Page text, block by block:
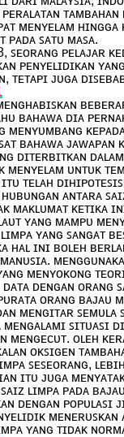
ᴍᴇɴʏᴇʟᴀᴍ
ᴘᴀᴅᴀ ꜱᴀᴛᴜ ᴍᴀꜱᴀ.
ꜱᴇᴏʀᴀɴɢ ᴘᴇʟᴀᴊᴀʀ
ᴘᴇɴʏᴇʟɪᴅɪᴋᴀɴ
ᴛᴇᴛᴀᴘɪ ᴊᴜɢᴀ
ʙᴀʜᴀᴡᴀ ᴅɪᴀ
ᴍᴇɴʏᴜᴍʙᴀɴɢ
ʙᴀʜᴀᴡᴀ ᴊᴀᴡᴀᴘᴀɴ
ᴅɪᴛᴇʀʙɪᴛᴋᴀɴ
ᴍᴇɴʏᴇʟᴀᴍ ᴜɴᴛᴜᴋ
ᴛᴇʟᴀʜ
ᴀɴᴛᴀʀᴀ
ᴍᴀᴋʟᴜᴍᴀᴛ ᴋᴇᴛɪᴋᴀ
ʏᴀɴɢ ᴍᴀᴍᴘᴜ
ʏᴀɴɢ ꜱᴀɴɢᴀᴛ
ʜᴀʟ ɪɴɪ ʙᴏʟᴇʜ
ᴍᴇɴʏᴏᴋᴏɴɢ
ᴅᴇɴɢᴀɴ ᴏʀᴀɴɢ
ᴏʀᴀɴɢ ʙᴀᴊᴀᴜ
ᴍᴇɴɢɪᴛᴀʀ ꜱᴇᴍᴜʟᴀ
ᴍᴇɴɢᴀʟᴀᴍɪ ꜱɪᴛᴜᴀꜱɪ
ᴍᴇɴɢᴇᴄᴜᴛ. ᴏʟᴇʜ
ᴏᴋꜱɪɢᴇɴ
ꜱᴇꜱᴇᴏʀᴀɴɢ,
ɪᴛᴜ ᴊᴜɢᴀ
ʟɪᴍᴘᴀ ᴘᴀᴅᴀ
ᴅᴇɴɢᴀɴ ᴘᴏᴘᴜʟᴀꜱɪ
ʏᴀɴɢ ᴛɪᴅᴀᴋ